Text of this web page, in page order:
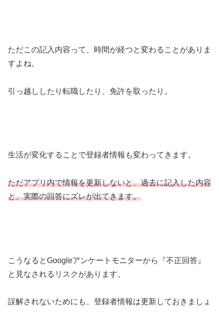
ただこの記入内容って、時間が経つと変わることがありま
すよね。
引っ越ししたり転職したり、免許を取ったり。
生活が変化することで登録者情報も変わってきます。
ただアプリ内で情報を更新しないと、過去に記入した内容
と、実際の回答にズレが出てきます。
こうなるとGoogleアンケートモニターから『不正回答』
と見なされるリスクがあります。
誤解されないためにも、登録者情報は更新しておきましょ